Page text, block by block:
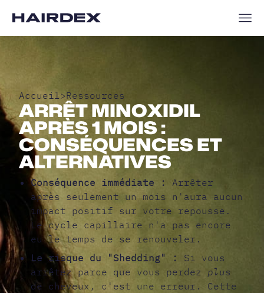
Accueil >Ressources
ARRÊT MINOXIDIL
APRÈS 1 MOIS :
CONSÉQUENCES ET
ALTERNATIVES
Conséquence immédiate :
Arrêter
après seulement un mois n'aura aucun
impact positif sur votre repousse.
Le cycle capillaire n'a pas encore
eu le temps de se renouveler.
Le risque du "Shedding" :
Si vous
arrêtez parce que vous perdez plus
de cheveux, c'est une erreur. Cette